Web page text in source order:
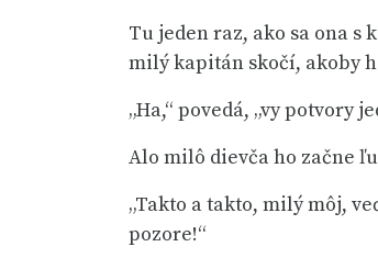
Tu jeden raz, ako sa ona
milý kapitán skočí, akoby
„Ha,“ povedá, „vy potvory
Alo milô dievča ho začne
„Takto a takto, milý môj,
pozore!“